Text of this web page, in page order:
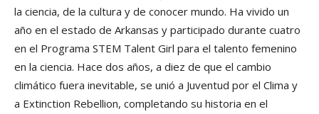
la ciencia, de la cultura y de conocer mundo. Ha vivido un
año en el estado de Arkansas y participado durante cuatro
en el Programa STEM Talent Girl para el talento femenino
en la ciencia. Hace dos años, a diez de que el cambio
climático fuera inevitable, se unió a Juventud por el Clima y
a Extinction Rebellion, completando su historia en el